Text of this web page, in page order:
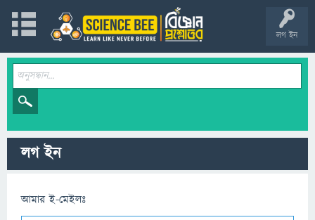
লগ ইন
লগ ইন
আমার ই-মেইলঃ